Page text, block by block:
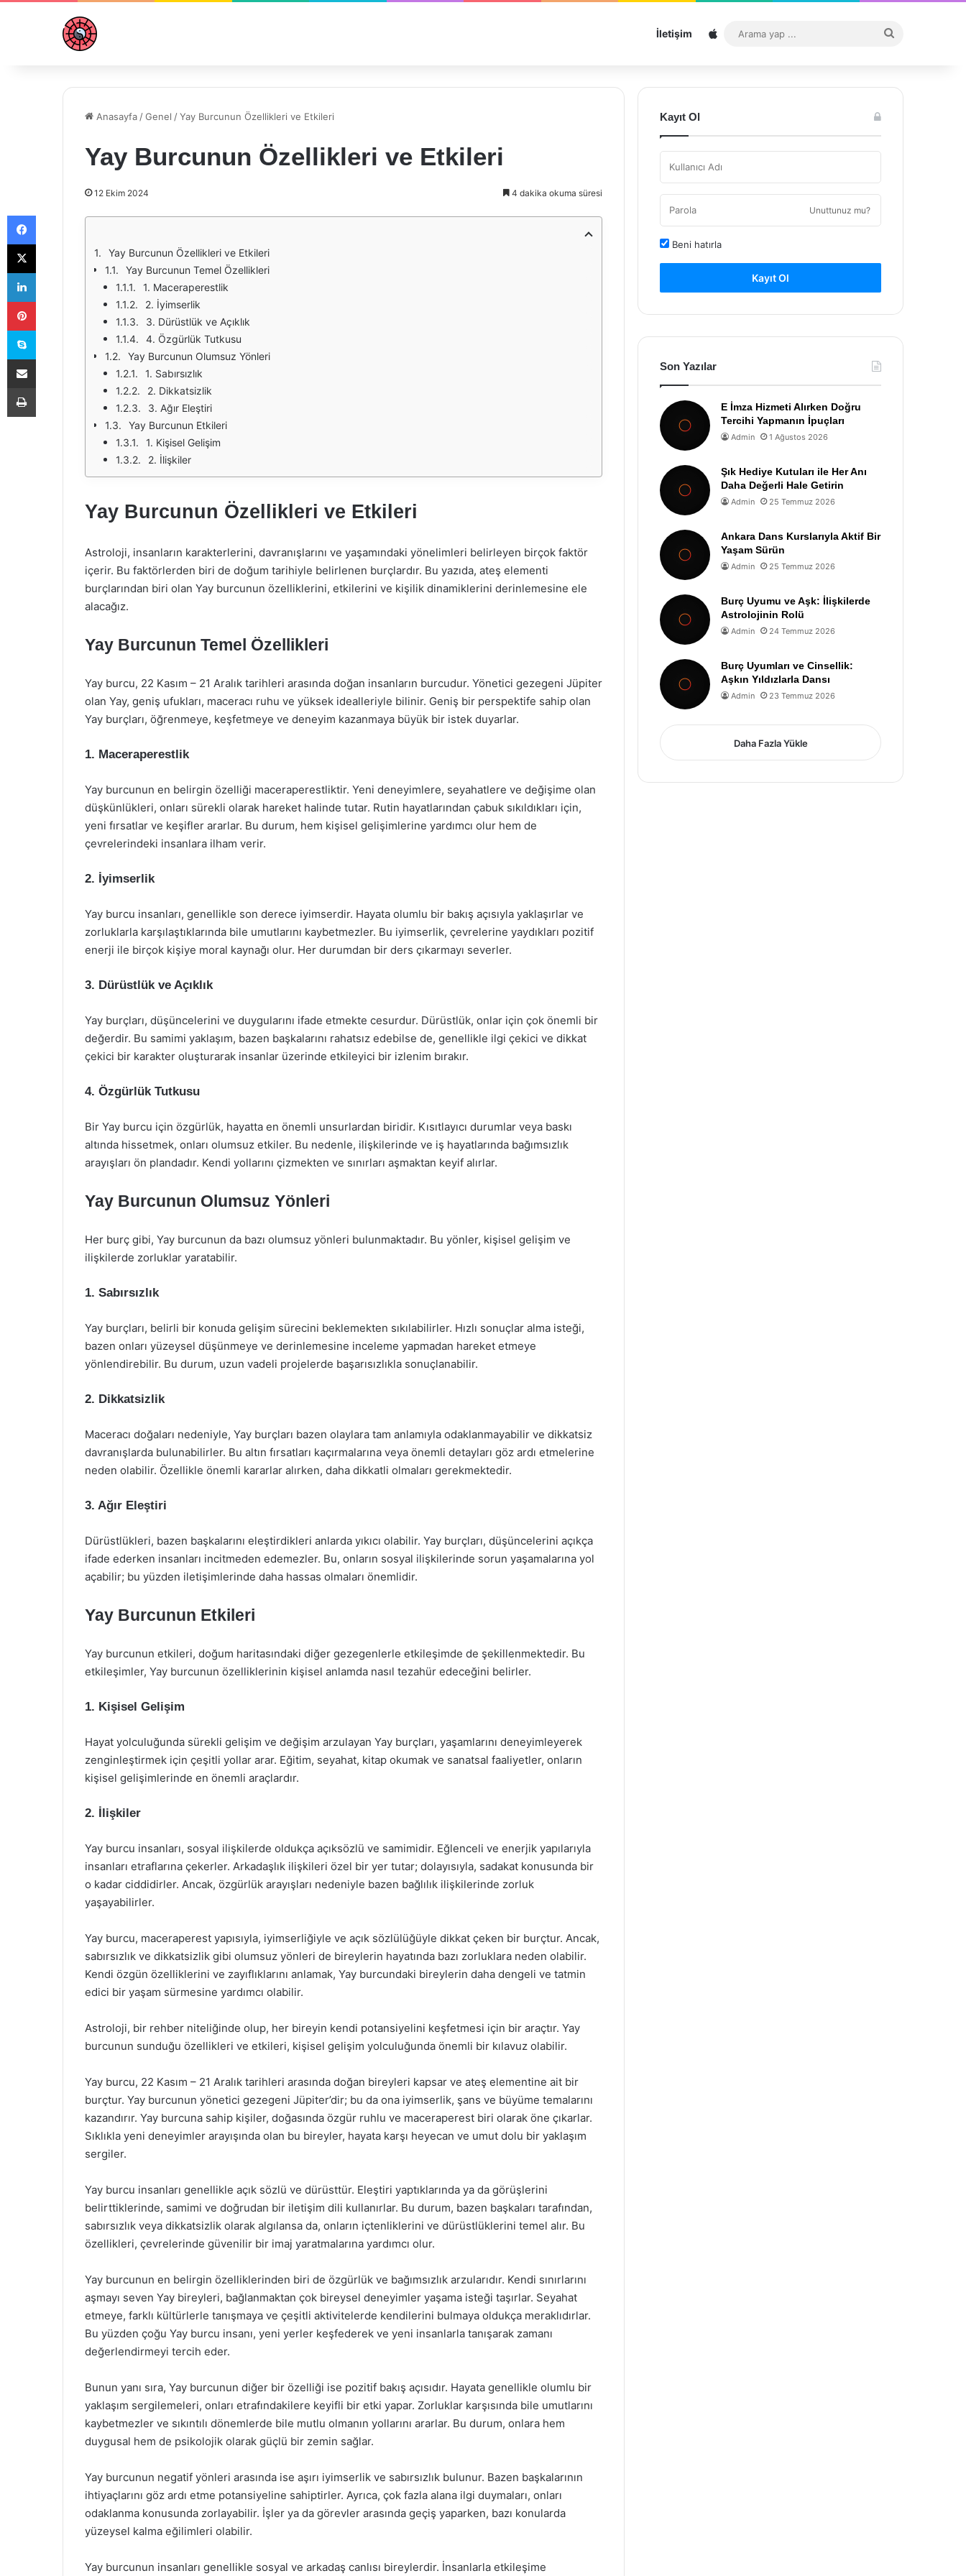
İletişim Sitemap
...
Anasayfa /Genel /Yay Burcunun Özellikleri ve Etkileri
Yay Burcunun Özellikleri ve Etkileri
12 Ekim 2024 4 dakika okuma süresi
Yay Burcunun Özellikleri ve Etkileri
Yay Burcunun Temel Özellikleri
1. Maceraperestlik
2. İyimserlik
3. Dürüstlük ve Açıklık
4. Özgürlük Tutkusu
Yay Burcunun Olumsuz Yönleri
1. Sabırsızlık
2. Dikkatsizlik
3. Ağır Eleştiri
Yay Burcunun Etkileri
1. Kişisel Gelişim
2. İlişkiler
Yay Burcunun Özellikleri ve Etkileri
Astroloji, insanların karakterlerini, davranışlarını ve yaşamındaki yönelimleri belirleyen birçok faktör
içerir. Bu faktörlerden biri de doğum tarihiyle belirlenen burçlardır. Bu yazıda, ateş elementi
burçlarından biri olan Yay burcunun özelliklerini, etkilerini ve kişilik dinamiklerini derinlemesine ele
alacağız.
Yay Burcunun Temel Özellikleri
Yay burcu, 22 Kasım – 21 Aralık tarihleri arasında doğan insanların burcudur. Yönetici gezegeni Jüpiter
olan Yay, geniş ufukları, maceracı ruhu ve yüksek idealleriyle bilinir. Geniş bir perspektife sahip olan
Yay burçları, öğrenmeye, keşfetmeye ve deneyim kazanmaya büyük bir istek duyarlar.
1. Maceraperestlik
Yay burcunun en belirgin özelliği maceraperestliktir. Yeni deneyimlere, seyahatlere ve değişime olan
düşkünlükleri, onları sürekli olarak hareket halinde tutar. Rutin hayatlarından çabuk sıkıldıkları için,
yeni fırsatlar ve keşifler ararlar. Bu durum, hem kişisel gelişimlerine yardımcı olur hem de
çevrelerindeki insanlara ilham verir.
2. İyimserlik
Yay burcu insanları, genellikle son derece iyimserdir. Hayata olumlu bir bakış açısıyla yaklaşırlar ve
zorluklarla karşılaştıklarında bile umutlarını kaybetmezler. Bu iyimserlik, çevrelerine yaydıkları pozitif
enerji ile birçok kişiye moral kaynağı olur. Her durumdan bir ders çıkarmayı severler.
3. Dürüstlük ve Açıklık
Yay burçları, düşüncelerini ve duygularını ifade etmekte cesurdur. Dürüstlük, onlar için çok önemli bir
değerdir. Bu samimi yaklaşım, bazen başkalarını rahatsız edebilse de, genellikle ilgi çekici ve dikkat
çekici bir karakter oluşturarak insanlar üzerinde etkileyici bir izlenim bırakır.
4. Özgürlük Tutkusu
Bir Yay burcu için özgürlük, hayatta en önemli unsurlardan biridir. Kısıtlayıcı durumlar veya baskı
altında hissetmek, onları olumsuz etkiler. Bu nedenle, ilişkilerinde ve iş hayatlarında bağımsızlık
arayışları ön plandadır. Kendi yollarını çizmekten ve sınırları aşmaktan keyif alırlar.
Yay Burcunun Olumsuz Yönleri
Her burç gibi, Yay burcunun da bazı olumsuz yönleri bulunmaktadır. Bu yönler, kişisel gelişim ve
ilişkilerde zorluklar yaratabilir.
1. Sabırsızlık
Yay burçları, belirli bir konuda gelişim sürecini beklemekten sıkılabilirler. Hızlı sonuçlar alma isteği,
bazen onları yüzeysel düşünmeye ve derinlemesine inceleme yapmadan hareket etmeye
yönlendirebilir. Bu durum, uzun vadeli projelerde başarısızlıkla sonuçlanabilir.
2. Dikkatsizlik
Maceracı doğaları nedeniyle, Yay burçları bazen olaylara tam anlamıyla odaklanmayabilir ve dikkatsiz
davranışlarda bulunabilirler. Bu altın fırsatları kaçırmalarına veya önemli detayları göz ardı etmelerine
neden olabilir. Özellikle önemli kararlar alırken, daha dikkatli olmaları gerekmektedir.
3. Ağır Eleştiri
Dürüstlükleri, bazen başkalarını eleştirdikleri anlarda yıkıcı olabilir. Yay burçları, düşüncelerini açıkça
ifade ederken insanları incitmeden edemezler. Bu, onların sosyal ilişkilerinde sorun yaşamalarına yol
açabilir; bu yüzden iletişimlerinde daha hassas olmaları önemlidir.
Yay Burcunun Etkileri
Yay burcunun etkileri, doğum haritasındaki diğer gezegenlerle etkileşimde de şekillenmektedir. Bu
etkileşimler, Yay burcunun özelliklerinin kişisel anlamda nasıl tezahür edeceğini belirler.
1. Kişisel Gelişim
Hayat yolculuğunda sürekli gelişim ve değişim arzulayan Yay burçları, yaşamlarını deneyimleyerek
zenginleştirmek için çeşitli yollar arar. Eğitim, seyahat, kitap okumak ve sanatsal faaliyetler, onların
kişisel gelişimlerinde en önemli araçlardır.
2. İlişkiler
Yay burcu insanları, sosyal ilişkilerde oldukça açıksözlü ve samimidir. Eğlenceli ve enerjik yapılarıyla
insanları etraflarına çekerler. Arkadaşlık ilişkileri özel bir yer tutar; dolayısıyla, sadakat konusunda bir
o kadar ciddidirler. Ancak, özgürlük arayışları nedeniyle bazen bağlılık ilişkilerinde zorluk
yaşayabilirler.
Yay burcu, maceraperest yapısıyla, iyimserliğiyle ve açık sözlülüğüyle dikkat çeken bir burçtur. Ancak,
sabırsızlık ve dikkatsizlik gibi olumsuz yönleri de bireylerin hayatında bazı zorluklara neden olabilir.
Kendi özgün özelliklerini ve zayıflıklarını anlamak, Yay burcundaki bireylerin daha dengeli ve tatmin
edici bir yaşam sürmesine yardımcı olabilir.
Astroloji, bir rehber niteliğinde olup, her bireyin kendi potansiyelini keşfetmesi için bir araçtır. Yay
burcunun sunduğu özellikleri ve etkileri, kişisel gelişim yolculuğunda önemli bir kılavuz olabilir.
Yay burcu, 22 Kasım – 21 Aralık tarihleri arasında doğan bireyleri kapsar ve ateş elementine ait bir
burçtur. Yay burcunun yönetici gezegeni Jüpiter’dir; bu da ona iyimserlik, şans ve büyüme temalarını
kazandırır. Yay burcuna sahip kişiler, doğasında özgür ruhlu ve maceraperest biri olarak öne çıkarlar.
Sıklıkla yeni deneyimler arayışında olan bu bireyler, hayata karşı heyecan ve umut dolu bir yaklaşım
sergiler.
Yay burcu insanları genellikle açık sözlü ve dürüsttür. Eleştiri yaptıklarında ya da görüşlerini
belirttiklerinde, samimi ve doğrudan bir iletişim dili kullanırlar. Bu durum, bazen başkaları tarafından,
sabırsızlık veya dikkatsizlik olarak algılansa da, onların içtenliklerini ve dürüstlüklerini temel alır. Bu
özellikleri, çevrelerinde güvenilir bir imaj yaratmalarına yardımcı olur.
Yay burcunun en belirgin özelliklerinden biri de özgürlük ve bağımsızlık arzularıdır. Kendi sınırlarını
aşmayı seven Yay bireyleri, bağlanmaktan çok bireysel deneyimler yaşama isteği taşırlar. Seyahat
etmeye, farklı kültürlerle tanışmaya ve çeşitli aktivitelerde kendilerini bulmaya oldukça meraklıdırlar.
Bu yüzden çoğu Yay burcu insanı, yeni yerler keşfederek ve yeni insanlarla tanışarak zamanı
değerlendirmeyi tercih eder.
Bunun yanı sıra, Yay burcunun diğer bir özelliği ise pozitif bakış açısıdır. Hayata genellikle olumlu bir
yaklaşım sergilemeleri, onları etrafındakilere keyifli bir etki yapar. Zorluklar karşısında bile umutlarını
kaybetmezler ve sıkıntılı dönemlerde bile mutlu olmanın yollarını ararlar. Bu durum, onlara hem
duygusal hem de psikolojik olarak güçlü bir zemin sağlar.
Yay burcunun negatif yönleri arasında ise aşırı iyimserlik ve sabırsızlık bulunur. Bazen başkalarının
ihtiyaçlarını göz ardı etme potansiyeline sahiptirler. Ayrıca, çok fazla alana ilgi duymaları, onları
odaklanma konusunda zorlayabilir. İşler ya da görevler arasında geçiş yaparken, bazı konularda
yüzeysel kalma eğilimleri olabilir.
Yay burcunun insanları genellikle sosyal ve arkadaş canlısı bireylerdir. İnsanlarla etkileşime
Kayıt Ol
Unuttunuz mu?
Beni hatırla
Kayıt Ol
Son Yazılar
E İmza Hizmeti Alırken Doğru
Tercihi Yapmanın İpuçları
Admin 1 Ağustos 2026
Şık Hediye Kutuları ile Her Anı
Daha Değerli Hale Getirin
Admin 25 Temmuz 2026
Ankara Dans Kurslarıyla Aktif Bir
Yaşam Sürün
Admin 25 Temmuz 2026
Burç Uyumu ve Aşk: İlişkilerde
Astrolojinin Rolü
Admin 24 Temmuz 2026
Burç Uyumları ve Cinsellik:
Aşkın Yıldızlarla Dansı
Admin 23 Temmuz 2026
Daha Fazla Yükle
Facebook
X
LinkedIn
Pinterest
Skype
E-Posta ile paylaş